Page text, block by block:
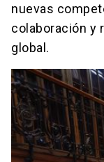
nuevas
colaboración y
global.